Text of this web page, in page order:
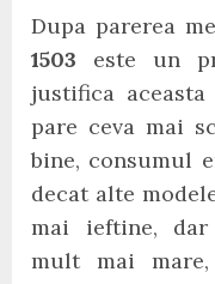
Dupa parerea
1503 este un
justifica
pare ceva mai
bine, consumul
decat alte
mai ieftine, dar
mult mai